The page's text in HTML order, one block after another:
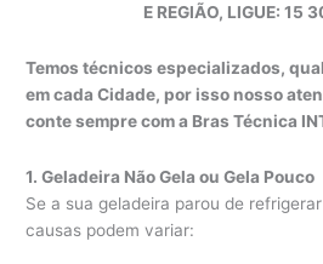
E REGIÃO, LIGUE: 15
Temos técnicos especializados,
em cada Cidade, por isso nosso
conte sempre com a Bras Técnica
1. Geladeira Não Gela ou Gela Pouco
Se a sua geladeira parou de
causas podem variar: